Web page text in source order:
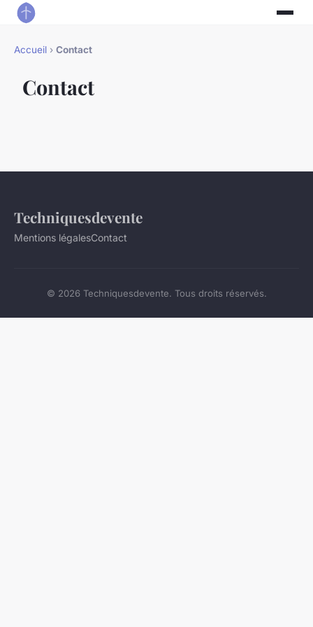
Accueil › Contact
Contact
Techniquesdevente
Mentions légalesContact
© 2026 Techniquesdevente. Tous droits réservés.